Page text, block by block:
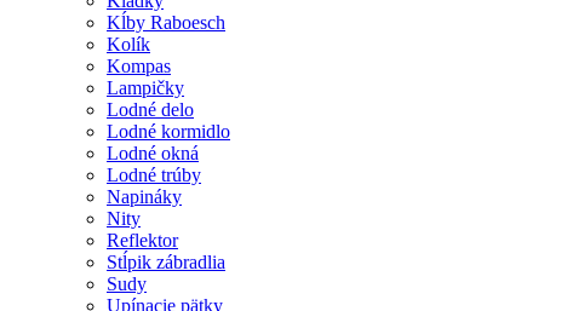
Kĺby Raboesch
Kolík
Kompas
Lampičky
Lodné delo
Lodné kormidlo
Lodné okná
Lodné trúby
Napináky
Nity
Reflektor
Stĺpik zábradlia
Sudy
Upínacie pätky